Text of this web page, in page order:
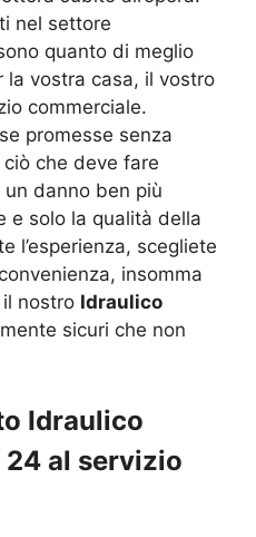
nel settore
quanto di meglio
la vostra casa, il vostro
commerciale.
promesse senza
che deve fare
danno ben più
e solo la qualità della
l’esperienza, scegliete
insomma
nostro Idraulico
sicuri che non
Idraulico
24 al servizio